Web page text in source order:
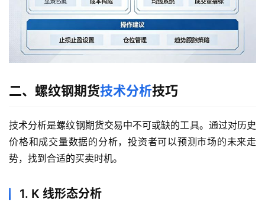
页
二、螺纹钢期货技术分析技巧
技术分析是螺纹钢期货交易中不可或缺的工具。通过对历史
价格和成交量数据的分析，投资者可以预测市场的未来走
势，找到合适的买卖时机。
1. K 线形态分析